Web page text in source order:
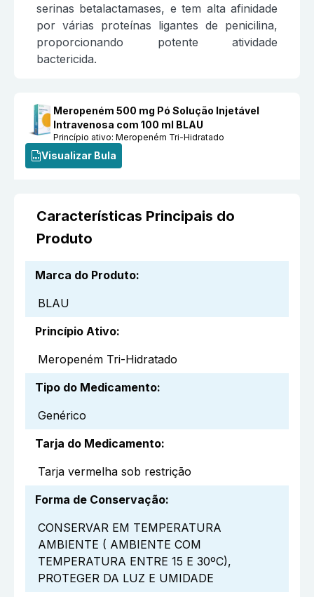
serinas betalactamases, e tem alta afinidade
por várias proteínas ligantes de penicilina,
proporcionando potente atividade
bactericida.
Meropeném 500 mg Pó Solução Injetável
Intravenosa com 100 ml BLAU
Princípio ativo:Meropeném Tri-Hidratado
Visualizar Bula
Características Principais do
Produto
Marca do Produto:
BLAU
Princípio Ativo:
Meropeném Tri-Hidratado
Tipo do Medicamento:
Genérico
Tarja do Medicamento:
Tarja vermelha sob restrição
Forma de Conservação:
CONSERVAR EM TEMPERATURA
AMBIENTE ( AMBIENTE COM
TEMPERATURA ENTRE 15 E 30ºC),
PROTEGER DA LUZ E UMIDADE